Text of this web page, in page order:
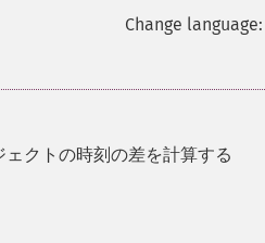
Change language:
クトの時刻の差を計算する